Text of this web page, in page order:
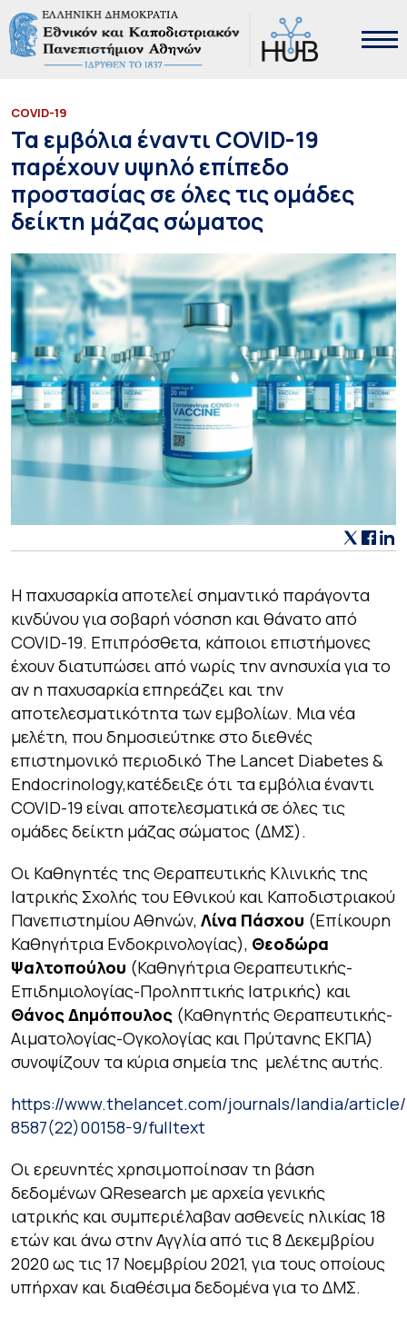
COVID-19
Τα εμβόλια έναντι COVID-19
παρέχουν υψηλό επίπεδο
προστασίας σε όλες τις ομάδες
δείκτη μάζας σώματος
H παχυσαρκία αποτελεί σημαντικό παράγοντα
κινδύνου για σοβαρή νόσηση και θάνατο από
COVID-19. Επιπρόσθετα, κάποιοι επιστήμονες
έχουν διατυπώσει από νωρίς την ανησυχία για το
αν η παχυσαρκία επηρεάζει και την
αποτελεσματικότητα των εμβολίων. Μια νέα
μελέτη, που δημοσιεύτηκε στο διεθνές
επιστημονικό περιοδικό The Lancet Diabetes &
Endocrinology,κατέδειξε ότι τα εμβόλια έναντι
COVID-19 είναι αποτελεσματικά σε όλες τις
ομάδες δείκτη μάζας σώματος (ΔΜΣ).
Οι Καθηγητές της Θεραπευτικής Κλινικής της
Ιατρικής Σχολής του Εθνικού και Καποδιστριακού
Πανεπιστημίου Αθηνών, Λίνα Πάσχου (Επίκουρη
Καθηγήτρια Ενδοκρινολογίας), Θεοδώρα
Ψαλτοπούλου (Καθηγήτρια Θεραπευτικής-
Επιδημιολογίας-Προληπτικής Ιατρικής) και
Θάνος Δημόπουλος (Καθηγητής Θεραπευτικής-
Αιματολογίας-Ογκολογίας και Πρύτανης ΕΚΠΑ)
συνοψίζουν τα κύρια σημεία της μελέτης αυτής.
https://www.thelancet.com/journals/landia/article/
8587(22)00158-9/fulltext
Οι ερευνητές χρησιμοποίησαν τη βάση
δεδομένων QResearch με αρχεία γενικής
ιατρικής και συμπεριέλαβαν ασθενείς ηλικίας 18
ετών και άνω στην Αγγλία από τις 8 Δεκεμβρίου
2020 ως τις 17 Νοεμβρίου 2021, για τους οποίους
υπήρχαν και διαθέσιμα δεδομένα για το ΔΜΣ.